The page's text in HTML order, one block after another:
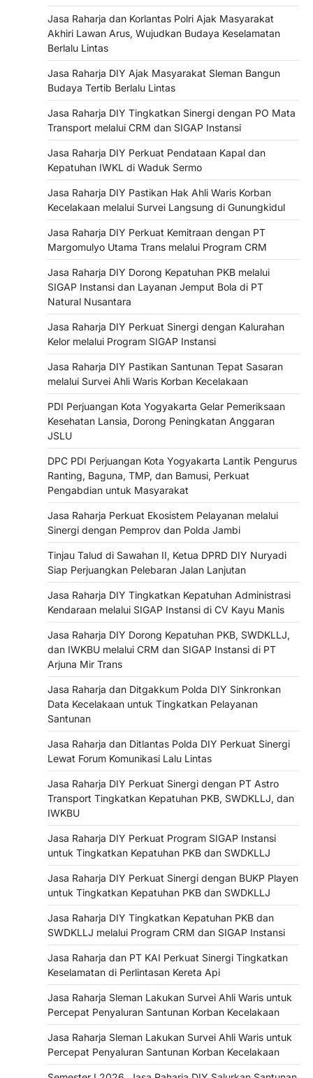
Jasa Raharja dan Korlantas Polri Ajak Masyarakat
Akhiri Lawan Arus, Wujudkan Budaya Keselamatan
Berlalu Lintas
Jasa Raharja DIY Ajak Masyarakat Sleman Bangun
Budaya Tertib Berlalu Lintas
Jasa Raharja DIY Tingkatkan Sinergi dengan PO Mata
Transport melalui CRM dan SIGAP Instansi
Jasa Raharja DIY Perkuat Pendataan Kapal dan
Kepatuhan IWKL di Waduk Sermo
Jasa Raharja DIY Pastikan Hak Ahli Waris Korban
Kecelakaan melalui Survei Langsung di Gunungkidul
Jasa Raharja DIY Perkuat Kemitraan dengan PT
Margomulyo Utama Trans melalui Program CRM
Jasa Raharja DIY Dorong Kepatuhan PKB melalui
SIGAP Instansi dan Layanan Jemput Bola di PT
Natural Nusantara
Jasa Raharja DIY Perkuat Sinergi dengan Kalurahan
Kelor melalui Program SIGAP Instansi
Jasa Raharja DIY Pastikan Santunan Tepat Sasaran
melalui Survei Ahli Waris Korban Kecelakaan
PDI Perjuangan Kota Yogyakarta Gelar Pemeriksaan
Kesehatan Lansia, Dorong Peningkatan Anggaran
JSLU
DPC PDI Perjuangan Kota Yogyakarta Lantik Pengurus
Ranting, Baguna, TMP, dan Bamusi, Perkuat
Pengabdian untuk Masyarakat
Jasa Raharja Perkuat Ekosistem Pelayanan melalui
Sinergi dengan Pemprov dan Polda Jambi
Tinjau Talud di Sawahan II, Ketua DPRD DIY Nuryadi
Siap Perjuangkan Pelebaran Jalan Lanjutan
Jasa Raharja DIY Tingkatkan Kepatuhan Administrasi
Kendaraan melalui SIGAP Instansi di CV Kayu Manis
Jasa Raharja DIY Dorong Kepatuhan PKB, SWDKLLJ,
dan IWKBU melalui CRM dan SIGAP Instansi di PT
Arjuna Mir Trans
Jasa Raharja dan Ditgakkum Polda DIY Sinkronkan
Data Kecelakaan untuk Tingkatkan Pelayanan
Santunan
Jasa Raharja dan Ditlantas Polda DIY Perkuat Sinergi
Lewat Forum Komunikasi Lalu Lintas
Jasa Raharja DIY Perkuat Sinergi dengan PT Astro
Transport Tingkatkan Kepatuhan PKB, SWDKLLJ, dan
IWKBU
Jasa Raharja DIY Perkuat Program SIGAP Instansi
untuk Tingkatkan Kepatuhan PKB dan SWDKLLJ
Jasa Raharja DIY Perkuat Sinergi dengan BUKP Playen
untuk Tingkatkan Kepatuhan PKB dan SWDKLLJ
Jasa Raharja DIY Tingkatkan Kepatuhan PKB dan
SWDKLLJ melalui Program CRM dan SIGAP Instansi
Jasa Raharja dan PT KAI Perkuat Sinergi Tingkatkan
Keselamatan di Perlintasan Kereta Api
Jasa Raharja Sleman Lakukan Survei Ahli Waris untuk
Percepat Penyaluran Santunan Korban Kecelakaan
Jasa Raharja Sleman Lakukan Survei Ahli Waris untuk
Percepat Penyaluran Santunan Korban Kecelakaan